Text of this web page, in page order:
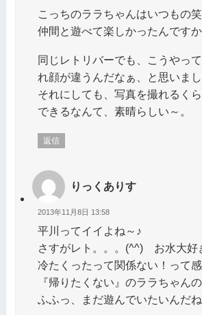
こっちのララちゃんはいつもの笑
仲間と遊べて楽しかったんですか
同じレトリバーでも、こうやっ
れ顔が違うんだなぁ、と思いまし
それにしても、写真を撮れるく
できるなんて、素晴らしい～。
返信
りっくありす
2013年11月8日 13:58
平川ってイイよね～♪
さすがレト。。。(^^) お水大好
冷たくったって関係ない！って
『帰りたくない』のララちゃん
ふふっ、まだ遊んでいたいんだ